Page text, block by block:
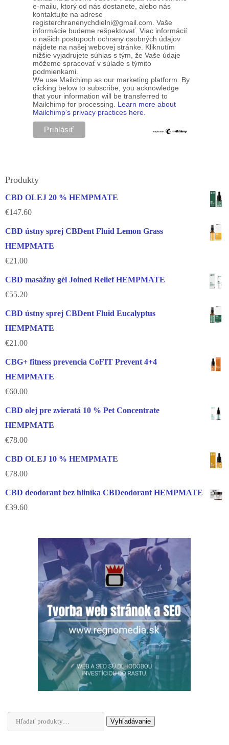
e-mailu, ktorý od nás dostanete, alebo nás
kontaktujte na adrese
registerchranenychdielni@gmail.com. Vaše
informácie budeme rešpektovať. Viac informácií
o našich postupoch ochrany osobných údajov
nájdete na našej webovej stránke. Kliknutím
nižšie vyjadrujete súhlas s tým, že Vaše údaje
môžeme spracovať v súlade s týmito
podmienkami.
We use Mailchimp as our marketing platform. By
clicking below to subscribe, you acknowledge
that your information will be transferred to
Mailchimp for processing. Learn more about
Mailchimp's privacy practices here.
Produkty
CBD OLEJ 20 % HEMPMATE
€147.60
CBD ústny sprej CBDent Fluid Lemon Grass
HEMPMATE
€21.00
CBD masážny gél Joined Relief HEMPMATE
€55.20
CBD ústny sprej CBDent Fluid Eucalyptus
HEMPMATE
€21.00
CBG+ fitness prevencia CoFIT Prevent 4+4
HEMPMATE
€60.00
CBD olej pre zvieratá 10 % Pet Concentrate
HEMPMATE
€78.00
CBD OLEJ 10 % HEMPMATE
€78.00
CBD deodorant bez hliníka CBDeodorant HEMPMATE
€39.60
Hľadať: Vyhľadávanie